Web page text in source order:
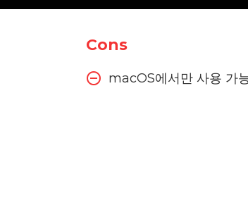
Cons
macOS에서만 사용 가